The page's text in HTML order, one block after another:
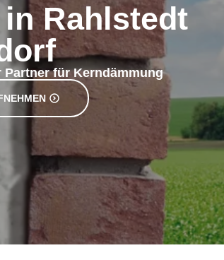
Rahlstedt
für Kerndämmung